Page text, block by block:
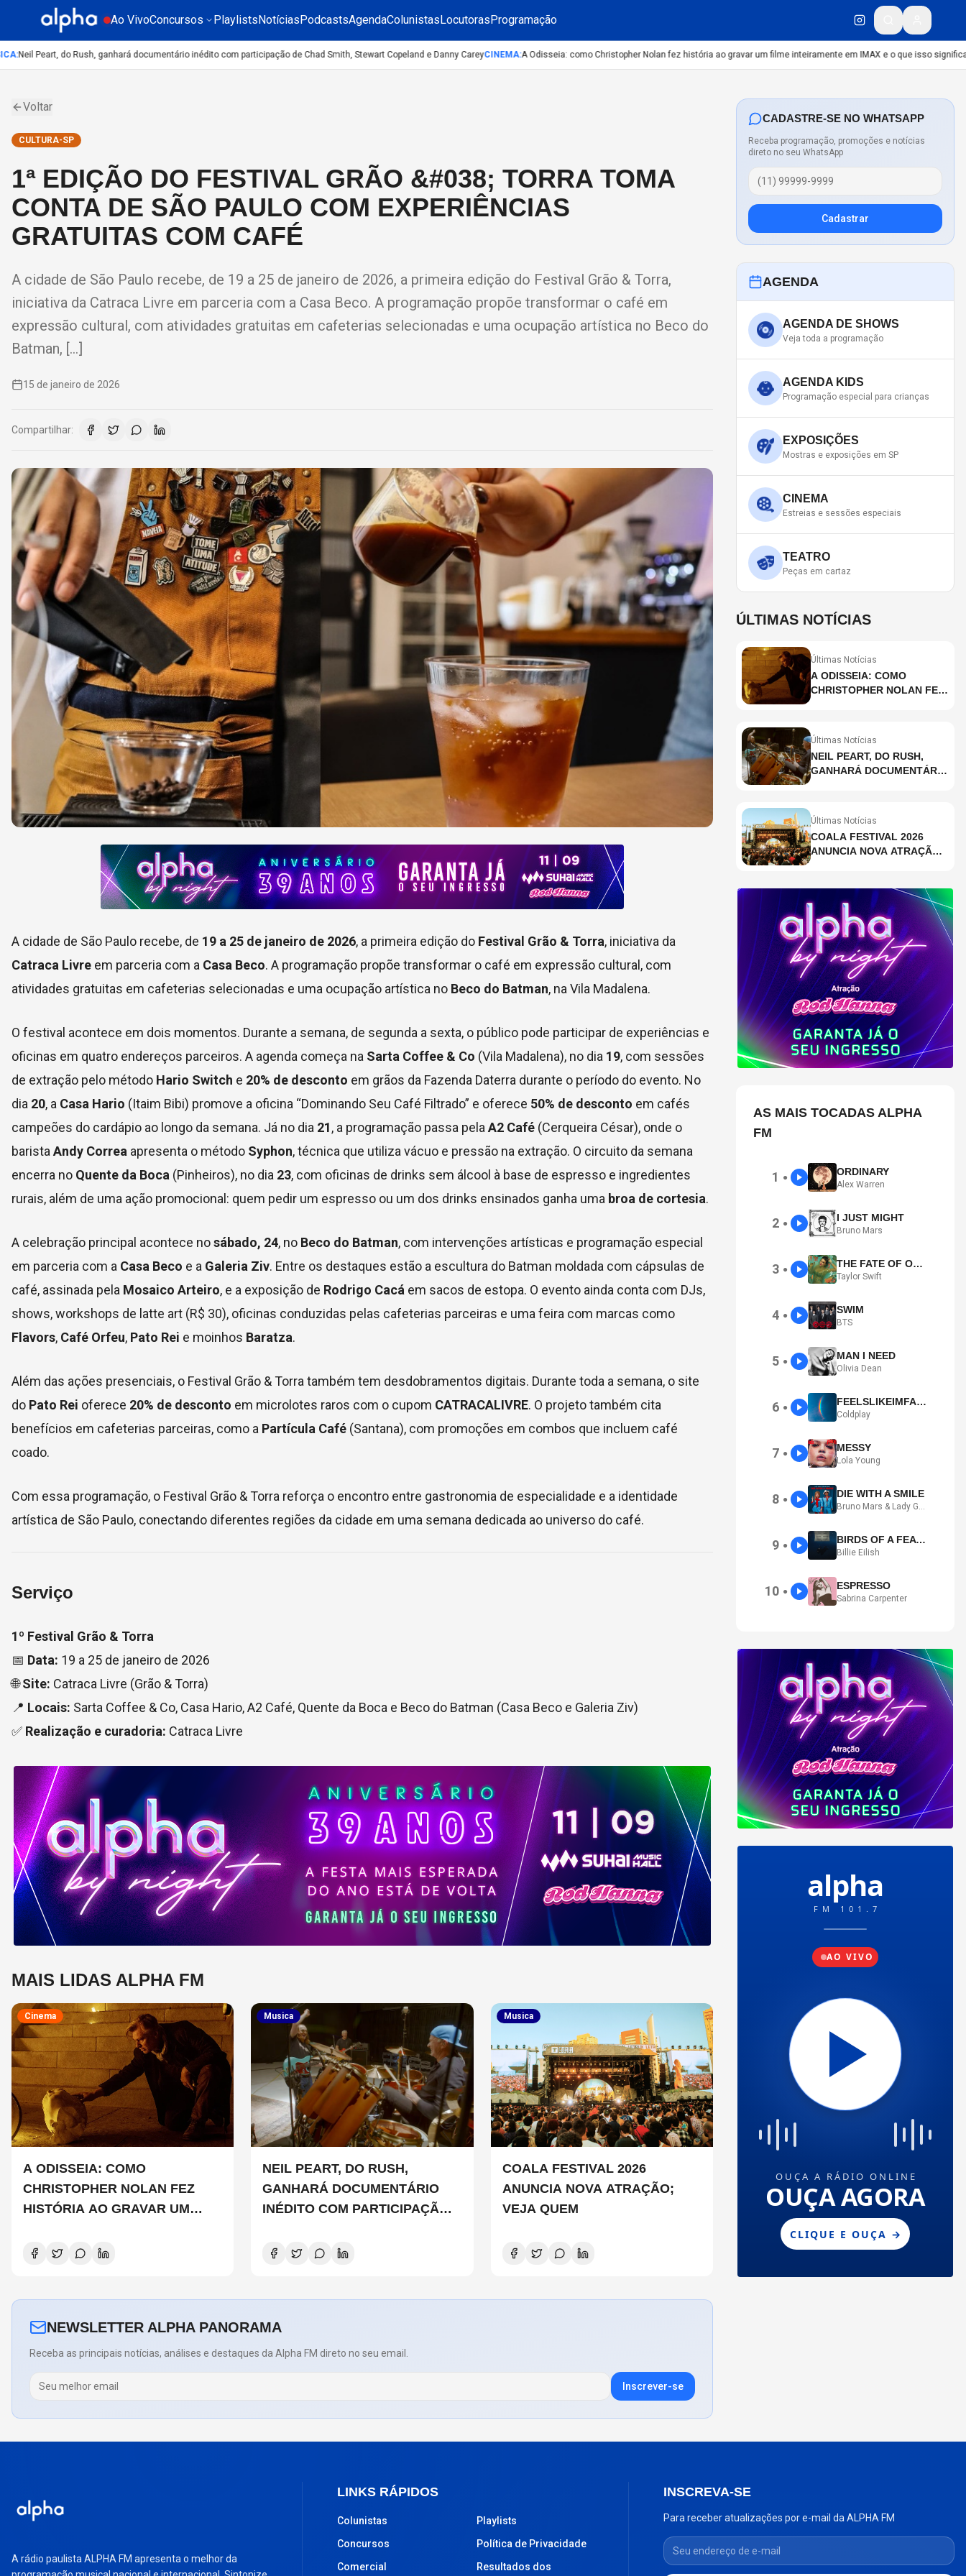
Ao VivoConcursos PlaylistsNotíciasPodcastsAgendaColunistasLocutorasProgramação
:Neil Peart, do Rush, ganhará documentário inédito com participação de Chad Smith, Stewart Copeland e Danny CareyCINEMA:A Odisseia: como Christopher Nolan fez história ao gravar um filme inteiramente em IMAX e o que isso significa
Voltar
CULTURA-SP
1ª EDIÇÃO DO FESTIVAL GRÃO &#038; TORRA TOMA
CONTA DE SÃO PAULO COM EXPERIÊNCIAS
GRATUITAS COM CAFÉ
A cidade de São Paulo recebe, de 19 a 25 de janeiro de 2026, a primeira edição do Festival Grão & Torra,
iniciativa da Catraca Livre em parceria com a Casa Beco. A programação propõe transformar o café em
expressão cultural, com atividades gratuitas em cafeterias selecionadas e uma ocupação artística no Beco do
Batman, […]
15 de janeiro de 2026
Compartilhar:
A cidade de São Paulo recebe, de 19 a 25 de janeiro de 2026, a primeira edição do Festival Grão & Torra, iniciativa da
Catraca Livre em parceria com a Casa Beco. A programação propõe transformar o café em expressão cultural, com
atividades gratuitas em cafeterias selecionadas e uma ocupação artística no Beco do Batman, na Vila Madalena.
O festival acontece em dois momentos. Durante a semana, de segunda a sexta, o público pode participar de experiências e
oficinas em quatro endereços parceiros. A agenda começa na Sarta Coffee & Co (Vila Madalena), no dia 19, com sessões
de extração pelo método Hario Switch e 20% de desconto em grãos da Fazenda Daterra durante o período do evento. No
dia 20, a Casa Hario (Itaim Bibi) promove a oficina “Dominando Seu Café Filtrado” e oferece 50% de desconto em cafés
campeões do cardápio ao longo da semana. Já no dia 21, a programação passa pela A2 Café (Cerqueira César), onde o
barista Andy Correa apresenta o método Syphon, técnica que utiliza vácuo e pressão na extração. O circuito da semana
encerra no Quente da Boca (Pinheiros), no dia 23, com oficinas de drinks sem álcool à base de espresso e ingredientes
rurais, além de uma ação promocional: quem pedir um espresso ou um dos drinks ensinados ganha uma broa de cortesia.
A celebração principal acontece nosábado, 24, no Beco do Batman, com intervenções artísticas e programação especial
em parceria com a Casa Beco e a Galeria Ziv. Entre os destaques estão a escultura do Batman moldada com cápsulas de
café, assinada pela Mosaico Arteiro, e a exposição de Rodrigo Cacá em sacos de estopa. O evento ainda conta com DJs,
shows, workshops de latte art (R$ 30), oficinas conduzidas pelas cafeterias parceiras e uma feira com marcas como
Flavors, Café Orfeu, Pato Rei e moinhos Baratza.
Além das ações presenciais, o Festival Grão & Torra também tem desdobramentos digitais. Durante toda a semana, o site
do Pato Rei oferece 20% de desconto em microlotes raros com o cupom CATRACALIVRE. O projeto também cita
benefícios em cafeterias parceiras, como a Partícula Café (Santana), com promoções em combos que incluem café
coado.
Com essa programação, o Festival Grão & Torra reforça o encontro entre gastronomia de especialidade e a identidade
artística de São Paulo, conectando diferentes regiões da cidade em uma semana dedicada ao universo do café.
Serviço
1º Festival Grão & Torra
📅 Data: 19 a 25 de janeiro de 2026
🌐Site: Catraca Livre (Grão & Torra)
📍 Locais: Sarta Coffee & Co, Casa Hario, A2 Café, Quente da Boca e Beco do Batman (Casa Beco e Galeria Ziv)
✅ Realização e curadoria: Catraca Livre
MAIS LIDAS ALPHA FM
Cinema
A ODISSEIA: COMO
CHRISTOPHER NOLAN FEZ
HISTÓRIA AO GRAVAR UM
E O QUE ISSO SIGNIFICA
Musica
NEIL PEART, DO RUSH,
GANHARÁ DOCUMENTÁRIO
INÉDITO COM PARTICIPAÇÃO
COPELAND E DANNY CAREY
Musica
COALA FESTIVAL 2026
ANUNCIA NOVA ATRAÇÃO;
VEJA QUEM
NEWSLETTER ALPHA PANORAMA
Receba as principais notícias, análises e destaques da Alpha FM direto no seu email.
Inscrever-se
CADASTRE-SE NO WHATSAPP
Receba programação, promoções e notícias
direto no seu WhatsApp
Cadastrar
AGENDA
AGENDA DE SHOWS
Veja toda a programação
AGENDA KIDS
Programação especial para crianças
EXPOSIÇÕES
Mostras e exposições em SP
CINEMA
Estreias e sessões especiais
TEATRO
Peças em cartaz
ÚLTIMAS NOTÍCIAS
Últimas Notícias
A ODISSEIA: COMO
CHRISTOPHER NOLAN FEZ
IMAX E O QUE ISSO
Últimas Notícias
NEIL PEART, DO RUSH,
GANHARÁ DOCUMENTÁRIO
SMITH, STEWART
CAREY
Últimas Notícias
COALA FESTIVAL 2026
ANUNCIA NOVA ATRAÇÃO;
AS MAIS TOCADAS ALPHA
FM
1 ● ORDINARY
Alex Warren
2 ● I JUST MIGHT
Bruno Mars
3 ● THE FATE OF OPHELIA
Taylor Swift
4 ● SWIM
BTS
5 ● MAN I NEED
Olivia Dean
6 ● FEELSLIKEIMFALLINGINLOVE
Coldplay
7 ● MESSY
Lola Young
8 ● DIE WITH A SMILE
Bruno Mars & Lady Gaga
9 ● BIRDS OF A FEATHER
Billie Eilish
10 ● ESPRESSO
Sabrina Carpenter
A rádio paulista ALPHA FM apresenta o melhor da
LINKS RÁPIDOS
Colunistas
Concursos
Comercial
Playlists
Política de Privacidade
Resultados dos
INSCREVA-SE
Para receber atualizações por e-mail da ALPHA FM
Seu endereço de e-mail